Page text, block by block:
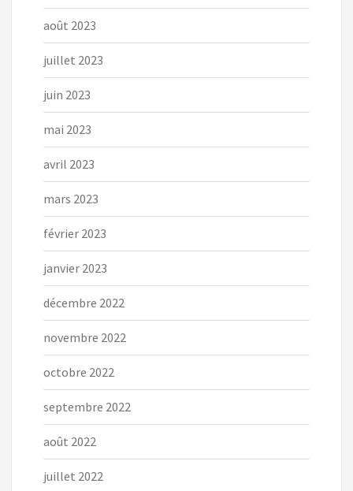
août 2023
juillet 2023
juin 2023
mai 2023
avril 2023
mars 2023
février 2023
janvier 2023
décembre 2022
novembre 2022
octobre 2022
septembre 2022
août 2022
juillet 2022